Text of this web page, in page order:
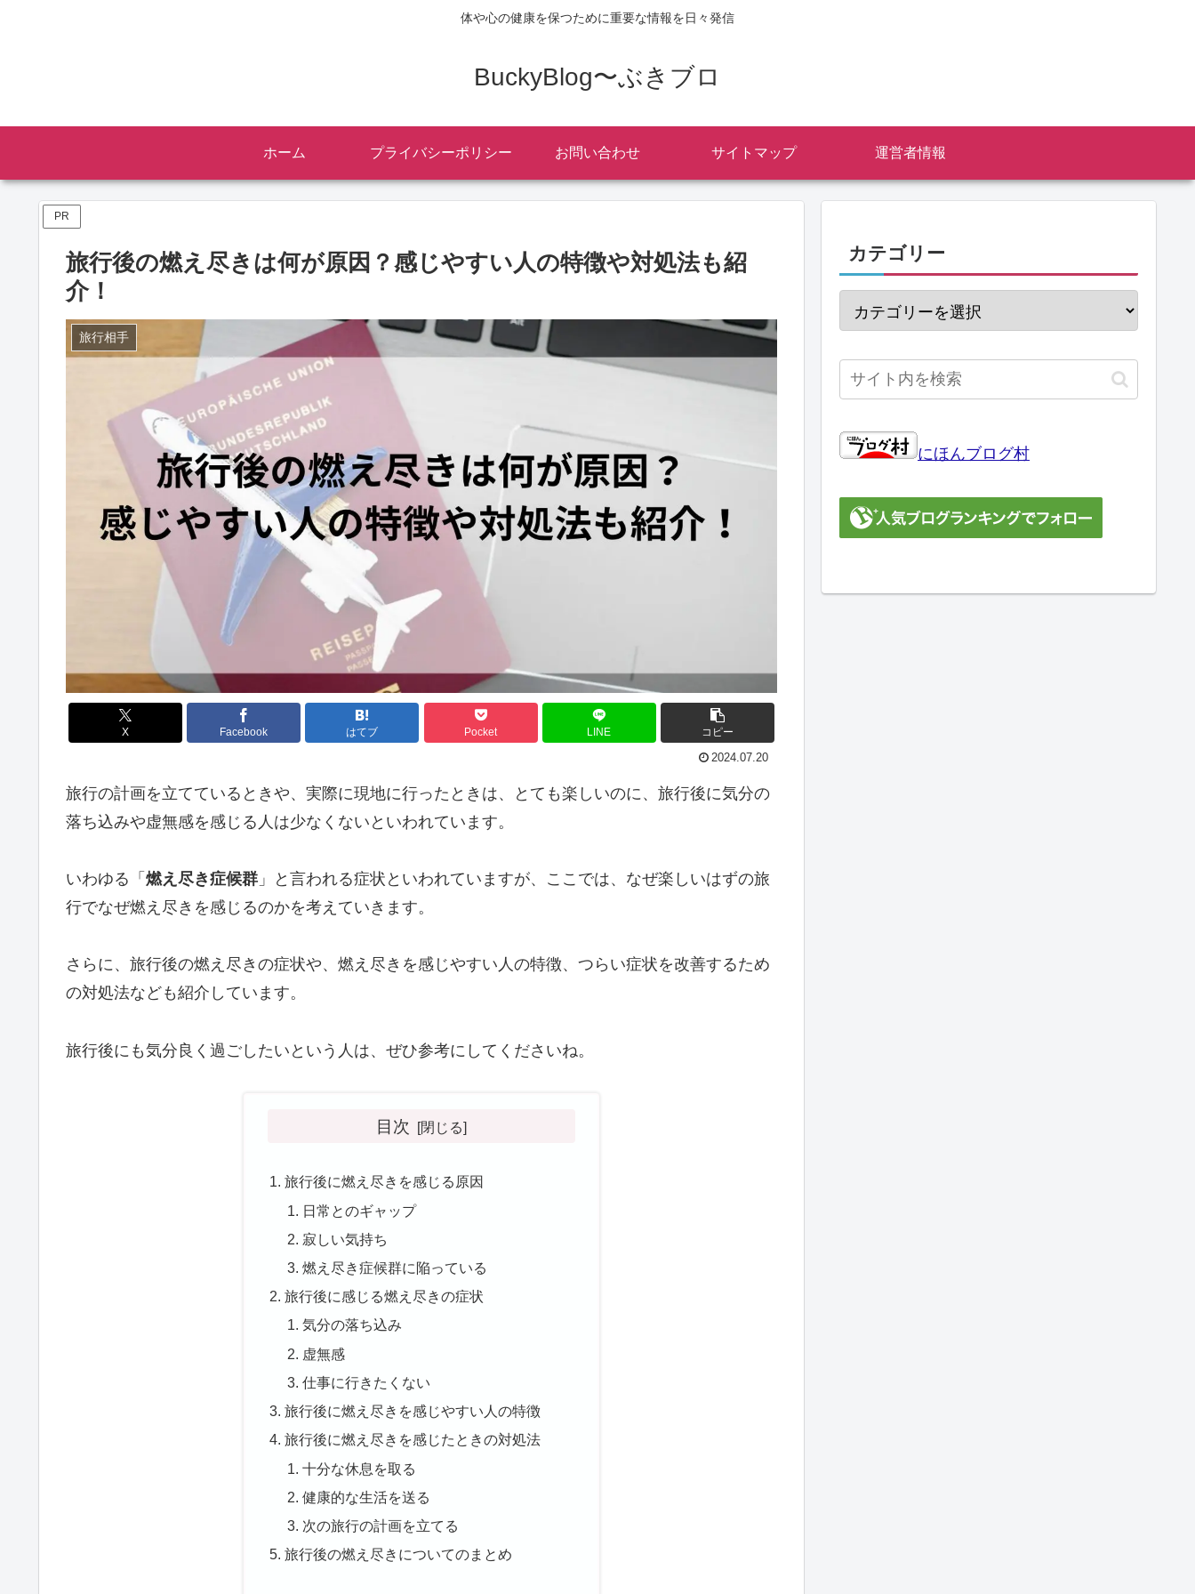
体や心の健康を保つために重要な情報を日々発信
BuckyBlog〜ぶきブロ
ホーム プライバシーポリシー お問い合わせ サイトマップ 運営者情報
PR
旅行後の燃え尽きは何が原因？感じやすい人の特徴や対処法も紹
介！
旅行相手
X Facebook はてブ Pocket LINE コピー
2024.07.20
旅行の計画を立てているときや、実際に現地に行ったときは、とても楽しいのに、旅行後に気分の
落ち込みや虚無感を感じる人は少なくないといわれています。
いわゆる「 燃え尽き症候群 」と言われる症状といわれていますが、ここでは、なぜ楽しいはずの旅
行でなぜ燃え尽きを感じるのかを考えていきます。
さらに、旅行後の燃え尽きの症状や、燃え尽きを感じやすい人の特徴、つらい症状を改善するため
の対処法なども紹介しています。
旅行後にも気分良く過ごしたいという人は、ぜひ参考にしてくださいね。
目次
旅行後に燃え尽きを感じる原因
日常とのギャップ
寂しい気持ち
燃え尽き症候群に陥っている
旅行後に感じる燃え尽きの症状
気分の落ち込み
虚無感
仕事に行きたくない
旅行後に燃え尽きを感じやすい人の特徴
旅行後に燃え尽きを感じたときの対処法
十分な休息を取る
健康的な生活を送る
次の旅行の計画を立てる
旅行後の燃え尽きについてのまとめ
カテゴリー
にほんブログ村